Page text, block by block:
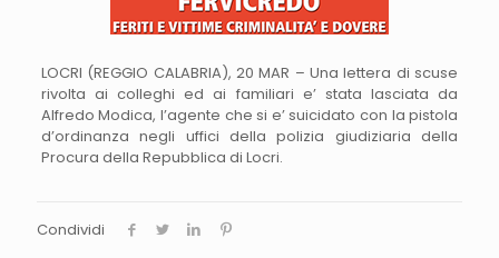
LOCRI (REGGIO CALABRIA), 20 MAR – Una lettera di scuse
rivolta ai colleghi ed ai familiari e’ stata lasciata da
Alfredo Modica, l’agente che si e’ suicidato con la pistola
d’ordinanza negli uffici della polizia giudiziaria della
Procura della Repubblica di Locri.
Condividi